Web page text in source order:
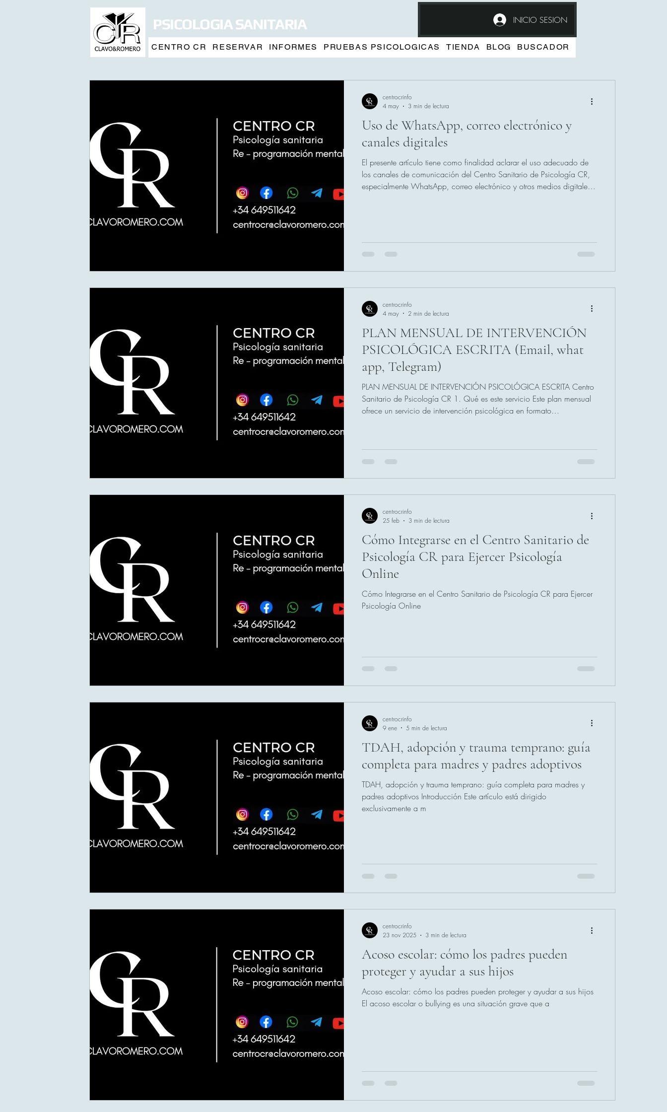
Uso de WhatsApp, correo electrónico y
canales digitales
El presente artículo tiene como finalidad aclarar el uso adecuado de
los canales de comunicación del Centro Sanitario de Psicología CR,
especialmente WhatsApp, correo electrónico y otros medios digitales,
centrocrinfo
4 may
3 min de lectura
PLAN MENSUAL DE INTERVENCIÓN
PSICOLÓGICA ESCRITA (Email, what
app, Telegram)
PLAN MENSUAL DE INTERVENCIÓN PSICOLÓGICA ESCRITA Centro
Sanitario de Psicología CR 1. Qué es este servicio Este plan mensual
ofrece un servicio de intervención psicológica en formato
centrocrinfo
4 may
2 min de lectura
Cómo Integrarse en el Centro Sanitario de
Psicología CR para Ejercer Psicología
Online
Cómo Integrarse en el Centro Sanitario de Psicología CR para Ejercer
Psicología Online
centrocrinfo
25 feb
3 min de lectura
TDAH, adopción y trauma temprano: guía
completa para madres y padres adoptivos
TDAH, adopción y trauma temprano: guía completa para madres y
padres adoptivos Introducción Este artículo está dirigido
exclusivamente a m
centrocrinfo
9 ene
5 min de lectura
Acoso escolar: cómo los padres pueden
proteger y ayudar a sus hijos
Acoso escolar: cómo los padres pueden proteger y ayudar a sus hijos
El acoso escolar o bullying es una situación grave que a
centrocrinfo
23 nov 2025
3 min de lectura
CENTRO CR RESERVAR INFORMES PRUEBAS PSICOLOGICAS TIENDA BLOG BUSCADOR
INICIO SESION
PSICOLOGIA SANITARIA